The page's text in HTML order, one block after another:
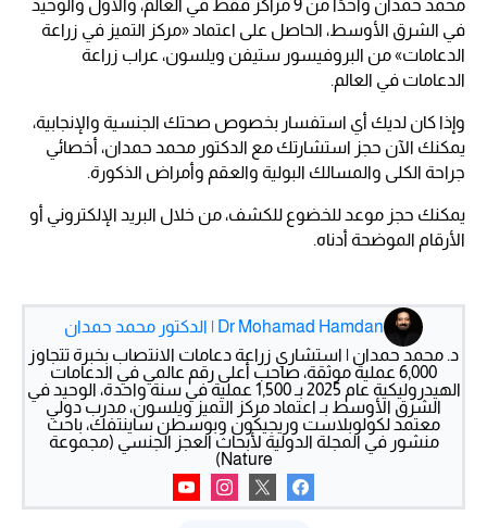
محمد حمدان واحدًا من 9 مراكز فقط في العالم، والأول والوحيد
في الشرق الأوسط، الحاصل على اعتماد «مركز التميز في زراعة
الدعامات» من البروفيسور ستيفن ويلسون، عراب زراعة
الدعامات في العالم.
وإذا كان لديك أي استفسار بخصوص صحتك الجنسية والإنجابية،
يمكنك الآن حجز استشارتك مع الدكتور محمد حمدان، أخصائي
جراحة الكلى والمسالك البولية والعقم وأمراض الذكورة.
يمكنك حجز موعد للخضوع للكشف، من خلال البريد الإلكتروني أو
الأرقام الموضحة أدناه.
Dr Mohamad Hamdan | الدكتور محمد حمدان
د. محمد حمدان | استشاري زراعة دعامات الانتصاب بخبرة تتجاوز
6,000 عملية موثقة، صاحب أعلى رقم عالمي في الدعامات
الهيدروليكية عام 2025 بـ 1,500 عملية في سنة واحدة، الوحيد في
الشرق الأوسط بـ اعتماد مركز التميز ويلسون، مدرب دولي
معتمد لكولوبلاست وريجيكون وبوسطن ساينتفك، باحث
منشور في المجلة الدولية لأبحاث العجز الجنسي (مجموعة
Nature)